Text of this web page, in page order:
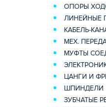
ОПОРЫ
ЛИНЕЙНЫЕ
КАБЕЛЬ-
МЕХ.
МУФТЫ
ЦАНГИ И
ШПИНДЕЛИ
ЗУБЧАТЫЕ